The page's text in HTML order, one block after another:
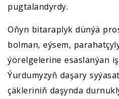
pugtalandyrdy.
Oňyn bitaraplyk dünýä
bolman, eýsem,
ýörelgelerine esaslanýan
Ýurdumyzyň daşary
çäkleriniň daşynda